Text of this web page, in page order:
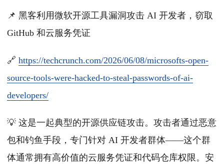
📌 黑客利用微软开源工具漏洞攻击 AI 开发者，窃取
GitHub 和云服务凭证
🔗 https://techcrunch.com/2026/06/08/microsofts-open-
source-tools-were-hacked-to-steal-passwords-of-ai-
developers/
💡 这是一起典型的开源供应链攻击。攻击者通过恶意
包和钓鱼手段，专门针对 AI 开发者群体——这个群
体通常拥有高价值的云服务凭证和代码仓库权限。安